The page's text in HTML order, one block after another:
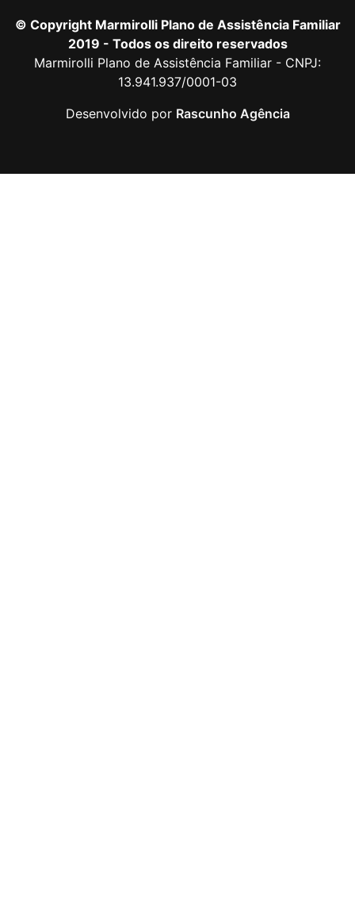
© Copyright Marmirolli Plano de Assistência Familiar
2019 - Todos os direito reservados
Marmirolli Plano de Assistência Familiar - CNPJ:
13.941.937/0001-03
Desenvolvido por Rascunho Agência